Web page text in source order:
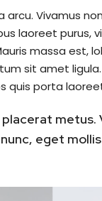
arcu. Vivamus
laoreet purus,
massa est,
sit amet
quis porta
metus.
eget